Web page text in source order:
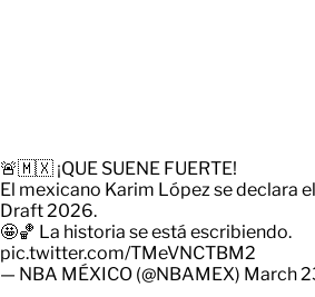
🚨🇲🇽 ¡QUE SUENE FUERTE!
El mexicano Karim López se declara
Draft 2026.
🤩🏀 La historia se está escribiendo.
pic.twitter.com/TMeVNCTBM2
— NBA MÉXICO (@NBAMEX) March